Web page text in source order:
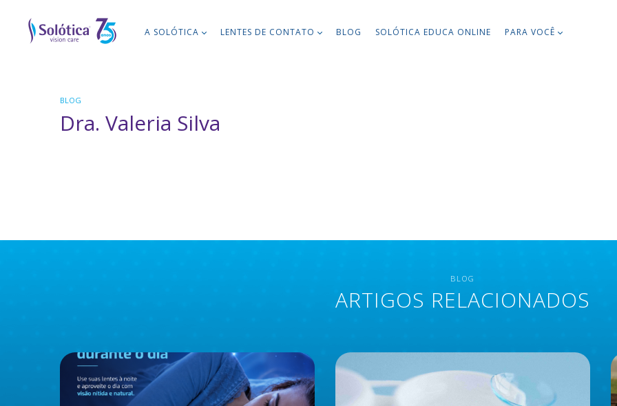
A SOLÓTICA LENTES DE CONTATO BLOG SOLÓTICA EDUCA ONLINE PARA VOCÊ
BLOG
Dra. Valeria Silva
BLOG
ARTIGOS RELACIONADOS